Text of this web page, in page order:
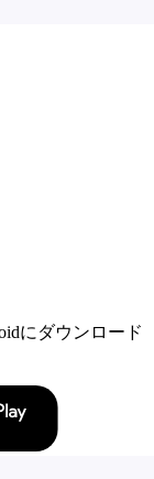
にダウンロード